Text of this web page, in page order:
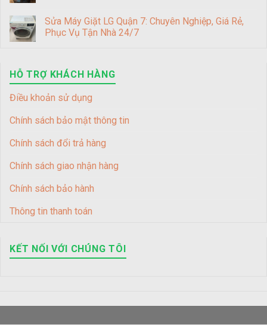
Sửa Máy Giặt LG Quận 7: Chuyên Nghiệp, Giá Rẻ,
Phục Vụ Tận Nhà 24/7
HỖ TRỢ KHÁCH HÀNG
Điều khoản sử dụng
Chính sách bảo mật thông tin
Chính sách đổi trả hàng
Chính sách giao nhận hàng
Chính sách bảo hành
Thông tin thanh toán
KẾT NỐI VỚI CHÚNG TÔI